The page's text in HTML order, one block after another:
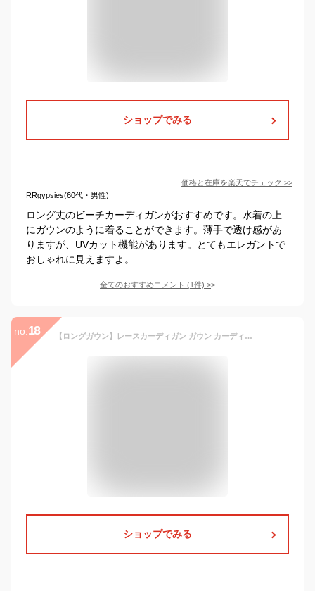
ショップでみる
価格と在庫を楽天でチェック >>
RRgypsies(60代・男性)
ロング丈のビーチカーディガンがおすすめです。水着の上
にガウンのように着ることができます。薄手で透け感があ
りますが、UVカット機能があります。とてもエレガントで
おしゃれに見えますよ。
全てのおすすめコメント (1件) >
no. 18 【ロングガウン】レースカーディガン ガウン カーディガン 花柄 刺繍 長袖 ビーチガウン 前開き スプリング レディース ロング コーデ 春 夏 UVカット 日焼け対策 薄手 冷房対策 オシャレ アウター 水着 羽織り
ショップでみる